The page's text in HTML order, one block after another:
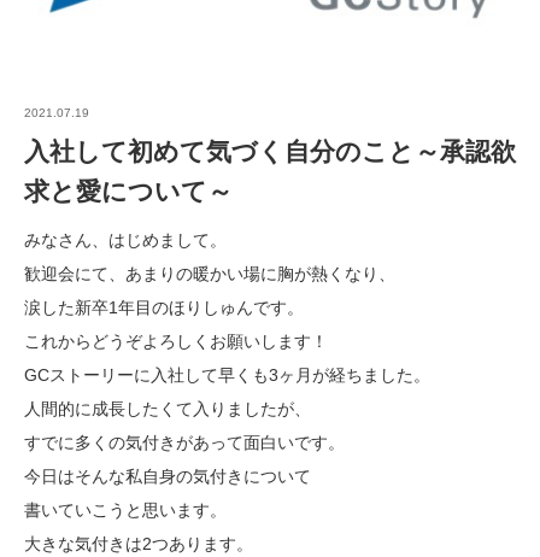
2021.07.19
入社して初めて気づく自分のこと～承認欲
求と愛について～
みなさん、はじめまして。
歓迎会にて、あまりの暖かい場に胸が熱くなり、
涙した新卒1年目のほりしゅんです。
これからどうぞよろしくお願いします！
GCストーリーに入社して早くも3ヶ月が経ちました。
人間的に成長したくて入りましたが、
すでに多くの気付きがあって面白いです。
今日はそんな私自身の気付きについて
書いていこうと思います。
大きな気付きは2つあります。